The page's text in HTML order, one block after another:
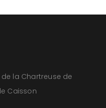
la Chartreuse de
Caisson